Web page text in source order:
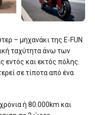
– μηχανάκι της E-FUN
ταχύτητα άνω των
εντός και εκτός πόλης.
σε τίποτα από ένα
ή 80.000km και